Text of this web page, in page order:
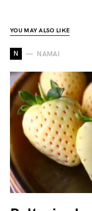
YOU MAY ALSO LIKE
N NAMAI